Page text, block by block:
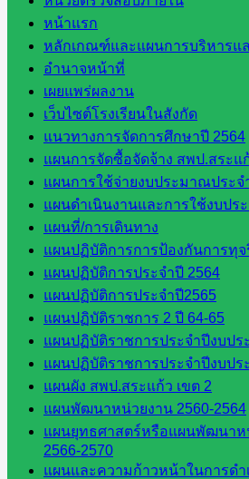
หน้าแรก
หลักเกณฑ์และแผนการบริหาร
อำนาจหน้าที่
เผยแพร่ผลงาน
เว็บไซต์โรงเรียนในสังกัด
แนวทางการจัดการศึกษาปี 2564
แผนการจัดซื้อจัดจ้าง สพป.สระแ
แผนการใช้จ่ายงบประมาณประจ
แผนดำเนินงานและการใช้งบปร
แผนที่/การเดินทาง
แผนปฏิบัติการการป้องกันการทุจ
แผนปฏิบัติการประจำปี 2564
แผนปฏิบัติการประจำปี2565
แผนปฏิบัติราชการ 2 ปี 64-65
แผนปฏิบัติราชการประจำปีงบป
แผนปฏิบัติราชการประจำปีงบป
แผนผัง สพป.สระแก้ว เขต 2
แผนพัฒนาหน่วยงาน 2560-2564
แผนยุทธศาสตร์หรือแผนพัฒนา
2566-2570
แผนและความก้าวหน้าในการดำ
กลุ่ม
บริหาร
งานงาน
เงินและ
สินทรัพย์
กลุ่มน
โยบาย
และแผน
กลุ่มส่ง
เสริมการ
จัดการ
ศึกษา
กลุ่ม
บริหาร
งาน
บุคคล
กลุ่ม
พัฒนาครู
และบุ
คลากรฯ
กลุ่มนิ